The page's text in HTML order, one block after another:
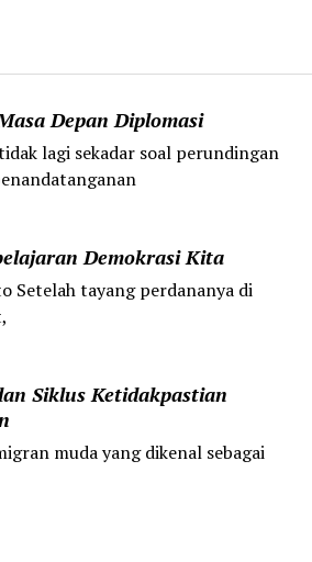
Depan Diplomasi
lagi sekadar soal perundingan
Demokrasi Kita
Setelah tayang perdananya di
Siklus Ketidakpastian
muda yang dikenal sebagai